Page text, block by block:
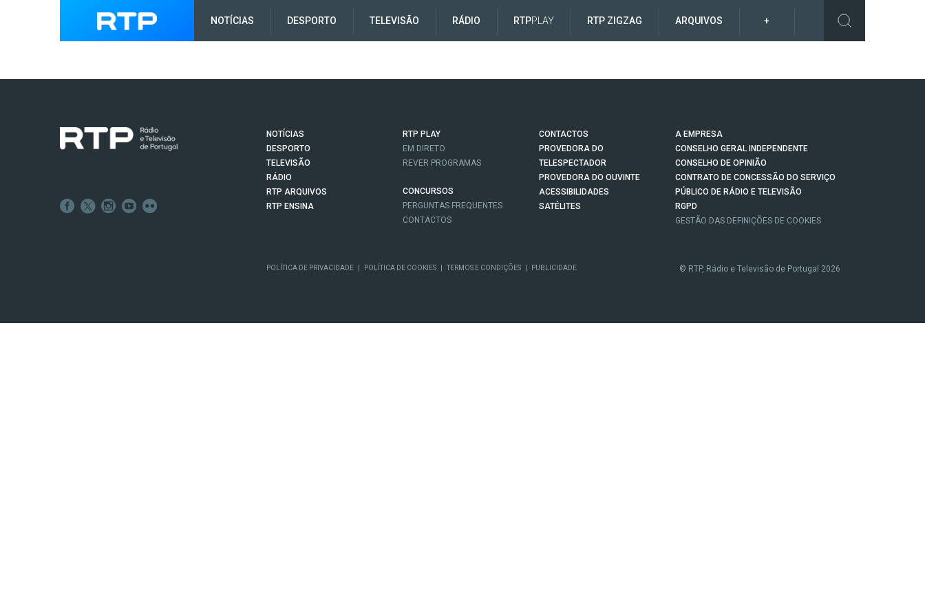
NOTÍCIAS DESPORTO TELEVISÃO RÁDIO RTPPLAY RTP ZIGZAG ARQUIVOS +
NOTÍCIAS
DESPORTO
TELEVISÃO
RÁDIO
RTP ARQUIVOS
RTP ENSINA
RTP PLAY
EM DIRETO
REVER PROGRAMAS
CONCURSOS
PERGUNTAS FREQUENTES
CONTACTOS
CONTACTOS
PROVEDORA DO
TELESPECTADOR
PROVEDORA DO OUVINTE
ACESSIBILIDADES
SATÉLITES
A EMPRESA
CONSELHO GERAL INDEPENDENTE
CONSELHO DE OPINIÃO
CONTRATO DE CONCESSÃO DO SERVIÇO
PÚBLICO DE RÁDIO E TELEVISÃO
RGPD
GESTÃO DAS DEFINIÇÕES DE COOKIES
POLÍTICA DE PRIVACIDADE POLÍTICA DE COOKIES TERMOS E CONDIÇÕES PUBLICIDADE © RTP, Rádio e Televisão de Portugal 2026